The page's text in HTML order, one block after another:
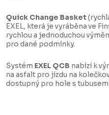
Quick Change Basket
EXEL, která je vyráběna ve
rychlou a jednoduchou
pro dané podmínky.
Systém EXEL QCB nabízí k
na asfalt pro jízdu na
dostupný pro hole s